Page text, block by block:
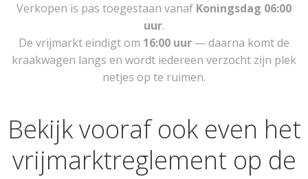
Verkopen is pas toegestaan vanaf Koningsdag 06:00
uur.
De vrijmarkt eindigt om 16:00 uur — daarna komt de
kraakwagen langs en wordt iedereen verzocht zijn plek
netjes op te ruimen.
Bekijk vooraf ook even het
vrijmarktreglement op de